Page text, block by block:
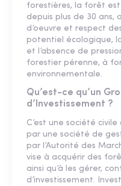
forestières, la forêt
depuis plus de 30 ans,
d’oeuvre et respect
potentiel écologique,
et l’absence de
forestier pérenne, à
environnementale.
Qu’est-ce qu’un
d’Investissement ?
C’est une société
par une société de
par l’Autorité des
vise à acquérir des
ainsi qu’à les gérer,
d’investissement.